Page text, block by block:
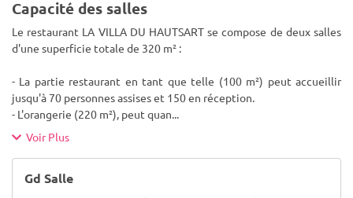
Capacité des salles
Le restaurant LA VILLA DU HAUTSART se compose de deux salles
d'une superficie totale de 320 m² :
- La partie restaurant en tant que telle (100 m²) peut accueillir
jusqu'à 70 personnes assises et 150 en réception.
- L'orangerie (220 m²), peut quan...
Voir Plus
Gd Salle